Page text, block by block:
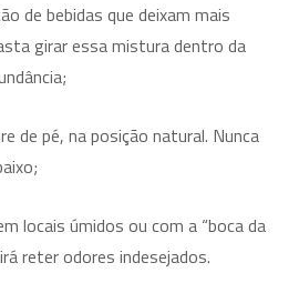
de bebidas que deixam mais
girar essa mistura dentro da
de pé, na posição natural. Nunca
locais úmidos ou com a “boca da
reter odores indesejados.